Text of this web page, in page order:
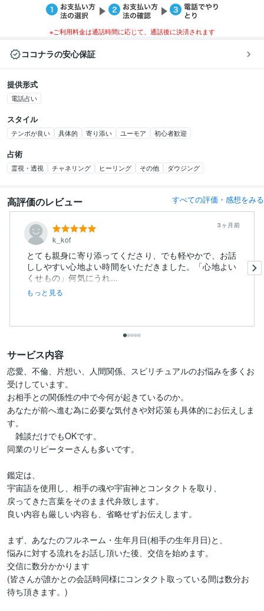
※ご利用料金は通話時間に応じて、通話後に決済されます
ココナラの安心保証
提供形式
電話占い
スタイル
テンポが良い 具体的 寄り添い ユーモア 初心者歓迎
占術
霊視・透視 チャネリング ヒーリング その他 ダウジング
高評価のレビュー すべての評価・感想をみる
k_kof
3ヶ月前
とても親身に寄り添ってくださり、でも軽やかで、お話
ししやすい心地よい時間をいただきました。「心地よい
くせもの」何気にうれ...
もっと見る
サービス内容
恋愛、不倫、片想い、人間関係、スピリチュアルのお悩みを多くお
受けしています。
お相手との関係性の中で今何が起きているのか。
あなたが前へ進む為に必要な気付きや対応策も具体的にお伝えしま
す。
雑談だけでもOKです。
同業のリピーターさんも多いです。
鑑定は、
宇宙語を使用し、相手の魂や宇宙神とコンタクトを取り、
戻ってきた言葉をそのまま代弁致します。
良い内容も厳しい内容も、省略せずお伝えします。
まず、あなたのフルネーム・生年月日(相手の生年月日)と、
悩みに対する流れをお話し頂いた後、交信を始めます。
交信に数分かかります
(皆さんが誰かとの会話時同様にコンタクト取っている間は数分お
待ち頂きます。)